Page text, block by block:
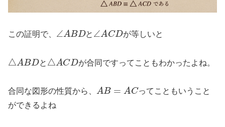
この証明で、
∠ A BD
と
∠ A CD
が等しいと
△ A BD
と
△ A CD
が合同ですってこともわかったよね。
合同な図形の性質から、
A B= C
ってこともいうこと
ができるよね